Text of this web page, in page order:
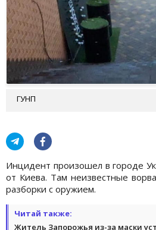
ГУНП
Инцидент произошел в городе
от Киева. Там неизвестные
разборки с оружием.
Читай также:
Житель Запорожья из-за маски